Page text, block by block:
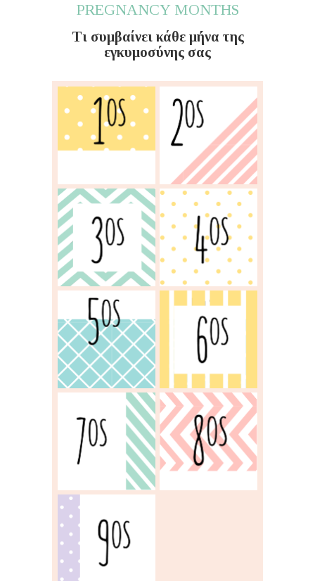
PREGNANCY MONTHS
Τι συμβαίνει κάθε μήνα της
εγκυμοσύνης σας